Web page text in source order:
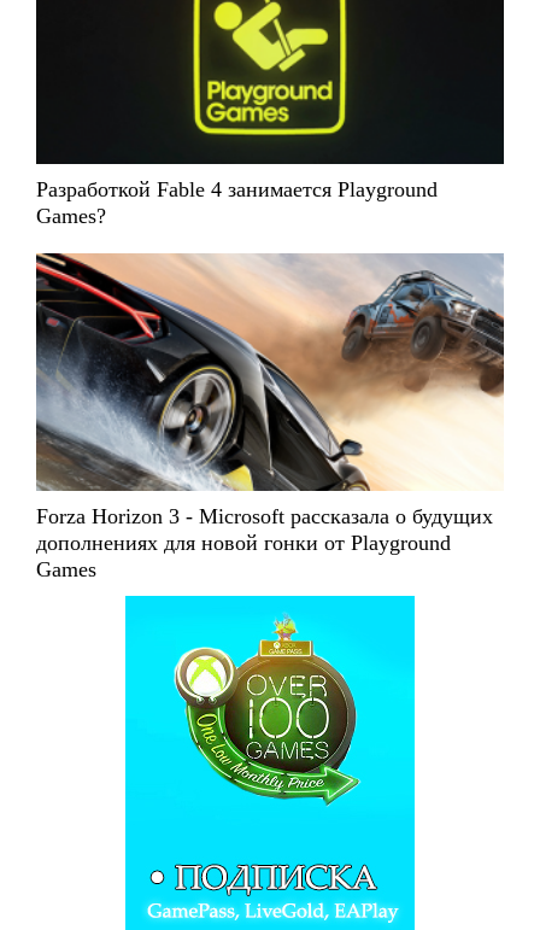
Разработкой Fable 4 занимается Playground
Games?
Forza Horizon 3 - Microsoft рассказала о будущих
дополнениях для новой гонки от Playground
Games